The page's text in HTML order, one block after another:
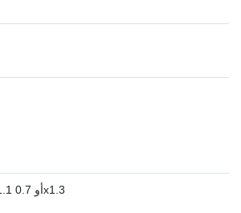
0.65x1.1 أو 0.7x1.3